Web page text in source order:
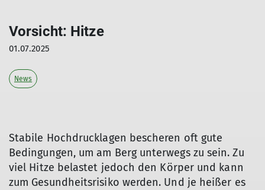
Vorsicht: Hitze
01.07.2025
News
Stabile Hochdrucklagen bescheren oft gute
Bedingungen, um am Berg unterwegs zu sein. Zu
viel Hitze belastet jedoch den Körper und kann
zum Gesundheitsrisiko werden. Und je heißer es
© DAV / Jens Klatt
© DAV/Jens Klatt